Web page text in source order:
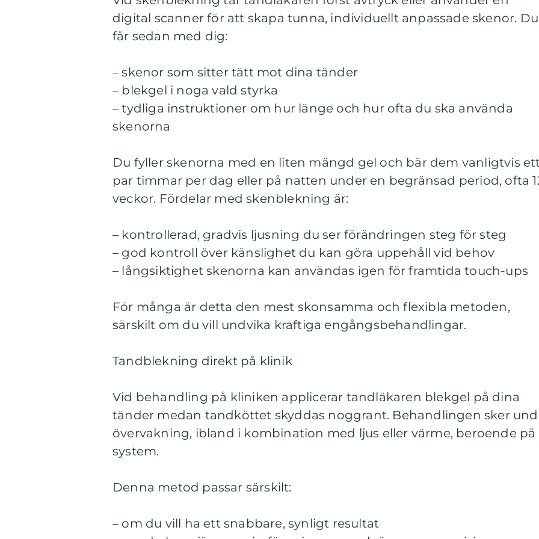
digital scanner för att skapa tunna, individuellt anpassade skenor. Du
får sedan med dig:
– skenor som sitter tätt mot dina tänder
– blekgel i noga vald styrka
– tydliga instruktioner om hur länge och hur ofta du ska använda
skenorna
Du fyller skenorna med en liten mängd gel och bär dem vanligtvis
par timmar per dag eller på natten under en begränsad period, ofta
veckor. Fördelar med skenblekning är:
– kontrollerad, gradvis ljusning du ser förändringen steg för steg
– god kontroll över känslighet du kan göra uppehåll vid behov
– långsiktighet skenorna kan användas igen för framtida touch-ups
För många är detta den mest skonsamma och flexibla metoden,
särskilt om du vill undvika kraftiga engångsbehandlingar.
Tandblekning direkt på klinik
Vid behandling på kliniken applicerar tandläkaren blekgel på dina
tänder medan tandköttet skyddas noggrant. Behandlingen sker
övervakning, ibland i kombination med ljus eller värme, beroende på
system.
Denna metod passar särskilt:
– om du vill ha ett snabbare, synligt resultat